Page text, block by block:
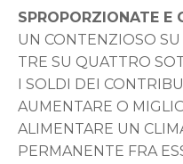
SPROPORZIONATE E
UN CONTENZIOSO
TRE SU QUATTRO
I SOLDI DEI
AUMENTARE O
ALIMENTARE UN
PERMANENTE FRA